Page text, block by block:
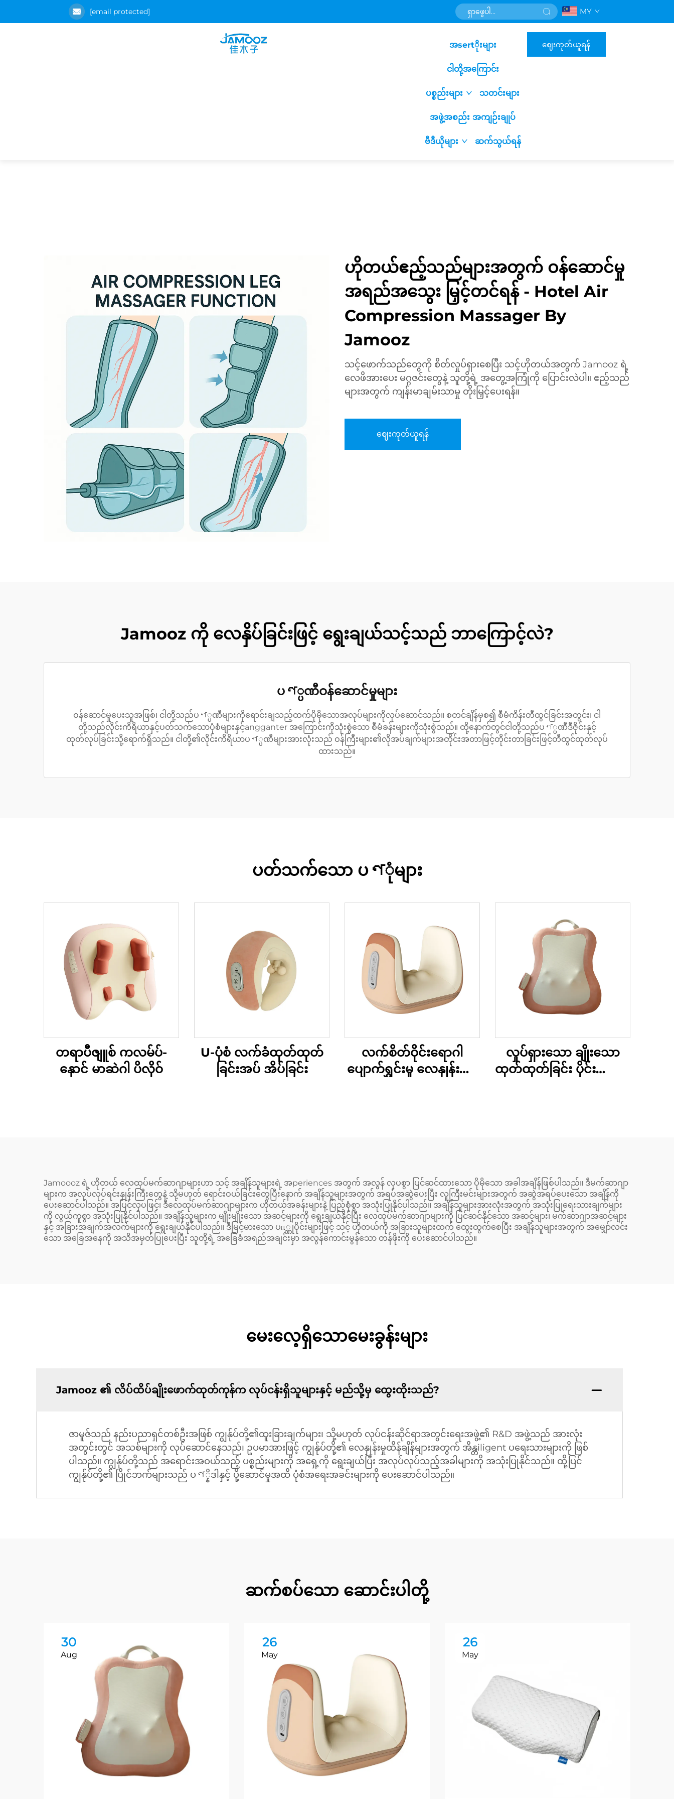
[email protected] MY
အsertိုးများ
ငါတို့အကြောင်း
ပစ္စည်းများ သတင်းများ
အဖွဲ့အစည်း အကျဉ်းချုပ်
ဗီဒီယိုများ ဆက်သွယ်ရန်
ဈေးကုတ်ယူရန်
ဟိုတယ်ဧည့်သည်များအတွက် ဝန်ဆောင်မှု
အရည်အသွေး မြှင့်တင်ရန် - Hotel Air
Compression Massager By
Jamooz
သင့်ဖောက်သည်တွေကို စိတ်လှုပ်ရှားစေပြီး သင့်ဟိုတယ်အတွက် Jamooz ရဲ့
လေဖိအားပေး မဂ္ဂဇင်းတွေနဲ့ သူတို့ရဲ့ အတွေ့အကြုံကို ပြောင်းလဲပါ။ ဧည့်သည်
များအတွက် ကျန်းမာချမ်းသာမှု တိုးမြှင့်ပေးရန်။
ဈေးကုတ်ယူရန်
Jamooz ကို လေနှိပ်ခြင်းဖြင့် ရွေးချယ်သင့်သည် ဘာကြောင့်လဲ?
ပণ္ပဏီဝန်ဆောင်မှုများ
ဝန်ဆောင်မှုပေးသူအဖြစ်၊ ငါတို့သည်ပণ္ပဏီများကိုရောင်းချသည့်ထက်ပိုမိုသောအလုပ်များကိုလုပ်ဆောင်သည်။ စတင်ချိန်မှစ၍ စီမံကိန်းတီထွင်ခြင်းအတွင်း၊ ငါ
တို့သည်လိုင်းကိရိယာနှင့်ပတ်သက်သောပုံစံများနှင့်angganter အကြောင်းကိုသုံးစွဲသော စီမံခန်းများကိုသုံးစွဲသည်။ ထို့နောက်တွင်ငါတို့သည်ပণ္ပဏီဒီဇိုင်းနှင့်
ထုတ်လုပ်ခြင်းသို့ရောက်ရှိသည်။ ငါတို့၏လိုင်းကိရိယာပণ္ပဏီများအားလုံးသည် ဝန်ကြီးများ၏လိုအပ်ချက်များအတိုင်းအတာဖြင့်တိုင်းတာခြင်းဖြင့်တီထွင်ထုတ်လုပ်
ထားသည်။
ပတ်သက်သော ပণုံများ
တရာပီဇျူစ် ကလမ်ပ်-
နှောင် မာဆဲဂါ ပိလိုဝ်
U-ပုံစံ လက်ခံထုတ်ထုတ်
ခြင်းအပ် အိပ်ခြင်း
လက်စိတ်ဝိုင်းရောဂါ
ပျောက်ရွှင်းမှု လေနှုန်းချိုး
လှုပ်ရှားသော ချိုးသော
ထုတ်ထုတ်ခြင်း ပိုင်းထောင့်
Jamoooz ရဲ့ ဟိုတယ် လေထုပ်မက်ဆာဂျာများဟာ သင့် အချိန်သူများရဲ့ အperiences အတွက် အလွန် လှပစွာ ပြင်ဆင်ထားသော ပိုမိုသော အခါအချိန်ဖြစ်ပါသည်။ ဒီမက်ဆာဂျာ
များက အလုပ်လုပ်ရင်းနှုန်းကြီးတွေနဲ့ သို့မဟုတ် ရောင်းဝယ်ခြင်းတွေပြီးနောက် အချိန်သူများအတွက် အရပ်အဆွဲပေးပြီး လူကြီးမင်းများအတွက် အဆွဲအရပ်ပေးသော အချိန်ကို
ပေးဆောင်ပါသည်။ အပြင်လှပဖြင့်၊ ဒီလေထုပ်မက်ဆာဂျာများက ဟိုတယ်အခန်းများနဲ့ ပြည့်စုံစွာ အသုံးပြုနိုင်ပါသည်။ အချိန်သူများအားလုံးအတွက် အသုံးပြုရေးသားချက်များ
ကို လွယ်ကူစွာ အသုံးပြုနိုင်ပါသည်။ အချိန်သူများက မျိုးမျိုးသော အဆင့်များကို ရွေးချယ်နိုင်ပြီး လေထုပ်မက်ဆာဂျာများကို ပြင်ဆင်နိုင်သော အဆင့်များ၊ မက်ဆာဂျာအဆင့်များ
နှင့် အခြားအချက်အလက်များကို ရွေးချယ်နိုင်ပါသည်။ ဒီမြင့်မားသော ပณ္ဏုပိုင်းများဖြင့် သင့် ဟိုတယ်ကို အခြားသူများထက် ထွေးထွက်စေပြီး အချိန်သူများအတွက် အမျှော်လင်း
သော အခြေအနေကို အသိအမှတ်ပြုပေးပြီး သူတို့ရဲ့ အခြေခံအရည်အချင်းမှာ အလွန်ကောင်းမွန်သော တန်ဖိုးကို ပေးဆောင်ပါသည်။
မေးလေ့ရှိသောမေးခွန်းများ
Jamooz ၏ လိပ်ထိပ်ချိုးဖောက်ထုတ်ကုန်က လုပ်ငန်းရှိသူများနှင့် မည်သို့မှ ထွေးထိုးသည်?
ဇာမူဇ်သည် နည်းပညာရှင်တစ်ဦးအဖြစ် ကျွန်ုပ်တို့၏ထူးခြားချက်များ၊ သို့မဟုတ် လုပ်ငန်းဆိုင်ရာအတွင်းရေးအဖွဲ့၏ R&D အဖွဲ့သည် အားလုံး
အတွင်းတွင် အသစ်များကို လုပ်ဆောင်နေသည်၊ ဥပမာအားဖြင့် ကျွန်ုပ်တို့၏ လေနှုန်းမှုထိန်ချိန်များအတွက် အိန္တiligent ပရေးသားများကို ဖြစ်
ပါသည်။ ကျွန်ုပ်တို့သည် အရောင်းအဝယ်သည့် ပစ္စည်းများကို အရှေ့ကို ရွေးချယ်ပြီး အလုပ်လုပ်သည့်အခါများကို အသုံးပြုနိုင်သည်။ ထို့ပြင်
ကျွန်ုပ်တို့၏ ပြိုင်ဘက်များသည် ပণ္နိဒါနှင့် ပို့ဆောင်မှုအထိ ပုံစံအရေးအခင်းများကို ပေးဆောင်ပါသည်။
ဆက်စပ်သော ဆောင်းပါတို့
30
Aug
26
May
26
May